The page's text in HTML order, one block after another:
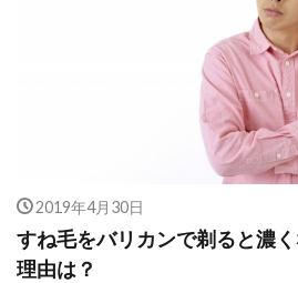
2019年4月30日
すね毛をバリカンで剃ると濃
理由は？